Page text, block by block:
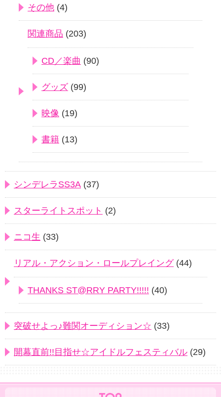
その他 (4)
関連商品 (203)
CD／楽曲 (90)
グッズ (99)
映像 (19)
書籍 (13)
シンデレラSS3A (37)
スターライトスポット (2)
ニコ生 (33)
リアル・アクション・ロールプレイング(44)
THANKS ST@RRY PARTY!!!!! (40)
突破せよっ♪難関オーディション☆ (33)
開幕直前!!目指せ☆アイドルフェスティバル (29)